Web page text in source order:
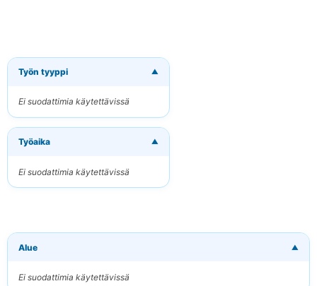
Työn tyyppi ▼
Ei suodattimia käytettävissä
Työaika ▼
Ei suodattimia käytettävissä
Alue ▼
Ei suodattimia käytettävissä